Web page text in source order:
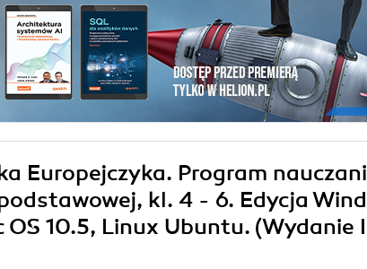
Europejczyka. Program
kl. 4 - 6. Edycja
OS 10.5, Linux Ubuntu. (Wydanie